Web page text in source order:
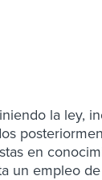
la ley,
en
un empleo